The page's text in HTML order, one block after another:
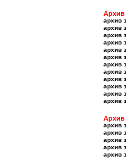
Архив
архив
архив
архив
архив
архив
архив
архив
архив
архив
архив
архив
архив
Архив
архив
архив
архив
архив
архив